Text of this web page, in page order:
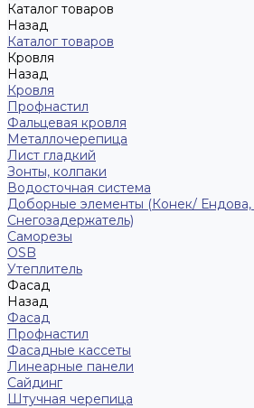
Каталог товаров
Назад
Каталог товаров
Кровля
Назад
Кровля
Профнастил
Фальцевая кровля
Металлочерепица
Лист гладкий
Зонты, колпаки
Водосточная система
Доборные элементы (Конек/ Ендова,
Снегозадержатель)
Саморезы
ОSB
Утеплитель
Фасад
Назад
Фасад
Профнастил
Фасадные кассеты
Линеарные панели
Сайдинг
Штучная черепица